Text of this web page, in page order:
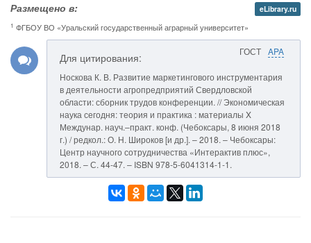
Размещено в:
eLibrary.ru
1 ФГБОУ ВО «Уральский государственный аграрный университет»
ГОСТ APA
Для цитирования:
Носкова К. В. Развитие маркетингового инструментария
в деятельности агропредприятий Свердловской
области: сборник трудов конференции. // Экономическая
наука сегодня: теория и практика : материалы X
Междунар. науч.–практ. конф. (Чебоксары, 8 июня 2018
г.) / редкол.: О. Н. Широков [и др.]. – 2018. – Чебоксары:
Центр научного сотрудничества «Интерактив плюс»,
2018. – С. 44-47. – ISBN 978-5-6041314-1-1.